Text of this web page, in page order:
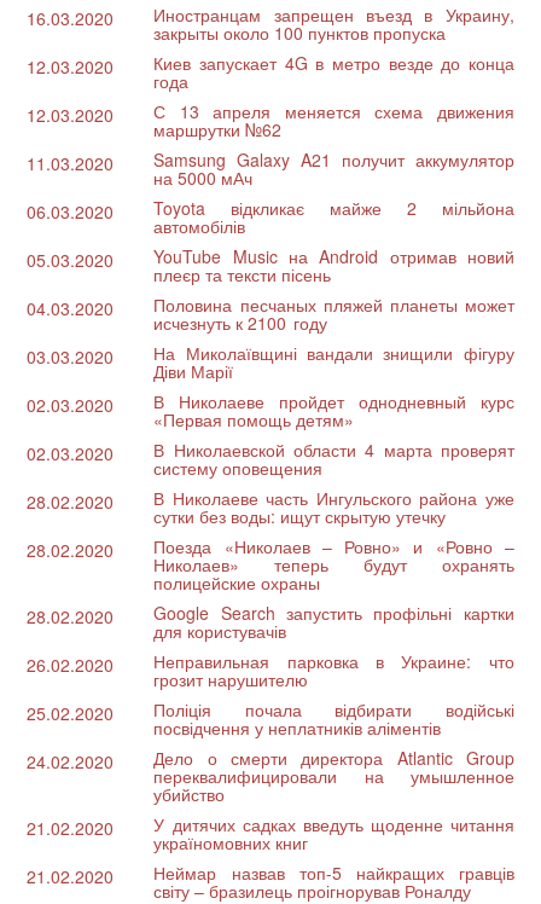
16.03.2020
Иностранцам запрещен въезд в Украину,
закрыты около 100 пунктов пропуска
12.03.2020
Киев запускает 4G в метро везде до конца
года
12.03.2020
С 13 апреля меняется схема движения
маршрутки №62
11.03.2020
Samsung Galaxy A21 получит аккумулятор
на 5000 мАч
06.03.2020
Toyota відкликає майже 2 мільйона
автомобілів
05.03.2020
YouTube Music на Android отримав новий
плеєр та тексти пісень
04.03.2020
Половина песчаных пляжей планеты может
исчезнуть к 2100 году
03.03.2020
На Миколаївщині вандали знищили фігуру
Діви Марії
02.03.2020
В Николаеве пройдет однодневный курс
«Первая помощь детям»
02.03.2020
В Николаевской области 4 марта проверят
систему оповещения
28.02.2020
В Николаеве часть Ингульского района уже
сутки без воды: ищут скрытую утечку
28.02.2020
Поезда «Николаев – Ровно» и «Ровно –
Николаев» теперь будут охранять
полицейские охраны
28.02.2020
Google Search запустить профільні картки
для користувачів
26.02.2020
Неправильная парковка в Украине: что
грозит нарушителю
25.02.2020
Поліція почала відбирати водійські
посвідчення у неплатників аліментів
24.02.2020
Дело о смерти директора Atlantic Group
переквалифицировали на умышленное
убийство
21.02.2020
У дитячих садках введуть щоденне читання
україномовних книг
21.02.2020
Неймар назвав топ-5 найкращих гравців
світу – бразилець проігнорував Роналду